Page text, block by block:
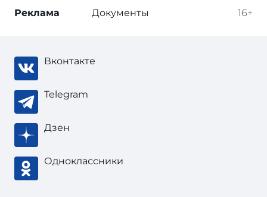
16+
Реклама Документы
Вконтакте
Telegram
Дзен
Одноклассники